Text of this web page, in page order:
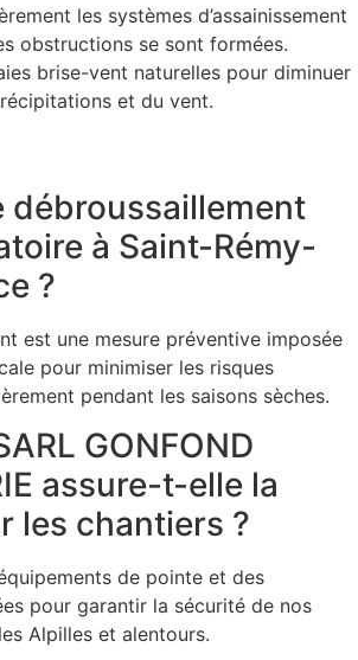
les systèmes d’assainissement
obstructions se sont formées.
brise-vent naturelles pour diminuer
et du vent.
débroussaillement
à Saint-Rémy-
?
est une mesure préventive imposée
pour minimiser les risques
pendant les saisons sèches.
GONFOND
assure-t-elle la
les chantiers ?
de pointe et des
pour garantir la sécurité de nos
Alpilles et alentours.